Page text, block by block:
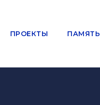
ПРОЕКТЫ ПАМЯТЬ